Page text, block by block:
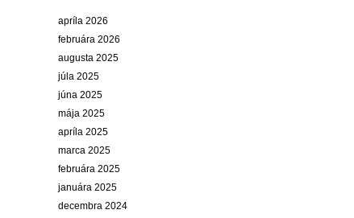
apríla 2026
februára 2026
augusta 2025
júla 2025
júna 2025
mája 2025
apríla 2025
marca 2025
februára 2025
januára 2025
decembra 2024